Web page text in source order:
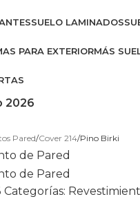
SUELO LAMINADOS
PARA EXTERIORMÁS
2026
Pared Cover 214 Pino Birki
Categorías: